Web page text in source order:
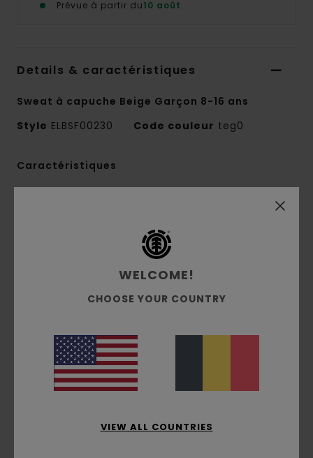
Prévue à partir du10 août
Details & caractéristiques
Sweat à capuche Beige Garçon 8-16 ans
Style ELBSF00230 Code couleur teg0
Caractéristiques
Molleton [320 g/m2]
coupe regular, classique et
poche kangourou
coton
Impression à base d’eau
Imprimé :Imprimé poitrine et dos
WELCOME!
CHOOSE YOUR COUNTRY
VIEW ALL COUNTRIES